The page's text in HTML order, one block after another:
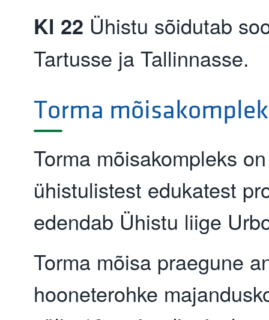
Kl 22 Ühistu sõidutab
Tartusse ja Tallinnasse.
Torma
Torma mõisakompleks
ühistulistest edukatest
edendab Ühistu liige
Torma mõisa praegune
hooneterohke